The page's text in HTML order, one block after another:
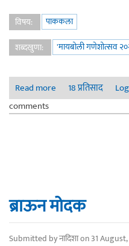
विषय:
पाककला
शब्दखुणा:
'मायबोली गणेशोत्सव
Read more about पाककृती
18 प्रतिसाद
comments
ब्राऊन मोदक
Submitted byनादिशाon 31